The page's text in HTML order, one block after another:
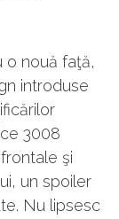
o nouă faţă,
introduse
3008
şi
un spoiler
Nu lipsesc